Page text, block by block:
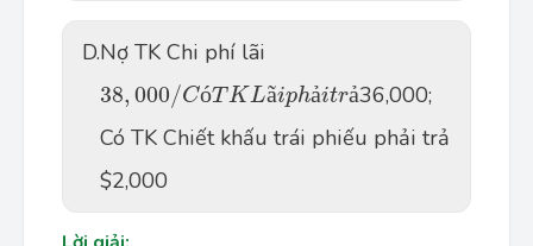
D.Nợ TK Chi phí lãi
38, 000/CóTKLãiphảitrả
38 000 /CóTKLãip ả trả
36,000;
Có TK Chiết khấu trái phiếu phải trả
$2,000